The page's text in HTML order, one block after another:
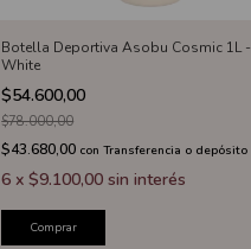
Botella Deportiva Asobu Cosmic 1L -
White
$54.600,00
$78.000,00
$43.680,00 con Transferencia o depósito
6 x$9.100,00 sin interés
Comprar